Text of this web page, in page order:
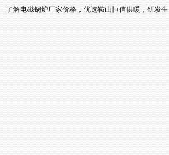
了解电磁锅炉厂家价格，优选鞍山恒信供暖，研发